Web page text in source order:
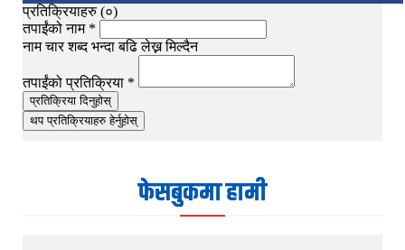
प्रतिक्रियाहरु (०)
तपाईंको नाम *
नाम चार शब्द भन्दा बढि लेख्न मिल्दैन
तपाईंको प्रतिक्रिया *
प्रतिक्रिया दिनुहोस्
थप प्रतिक्रियाहरु हेर्नुहोस्
फेसबुकमा हामी